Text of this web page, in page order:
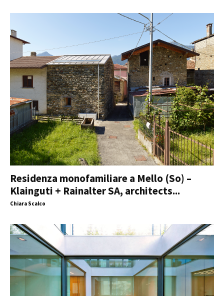
Residenza monofamiliare a Mello (So) –
Klainguti + Rainalter SA, architects...
Chiara Scalco